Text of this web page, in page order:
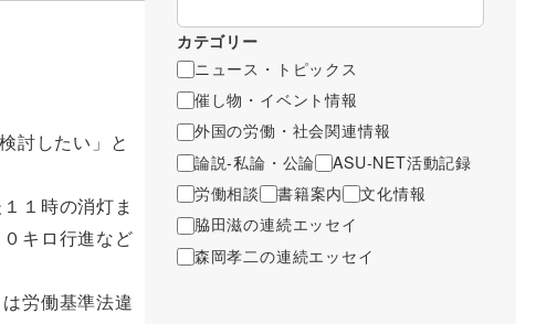
討したい」と
１時の消灯ま
キロ行進など
労働基準法違
カテゴリー
ニュース・トピックス
催し物・イベント情報
外国の労働・社会関連情報
論説-私論・公論
ASU-NET活動記録
労働相談
書籍案内
文化情報
脇田滋の連続エッセイ
森岡孝二の連続エッセイ